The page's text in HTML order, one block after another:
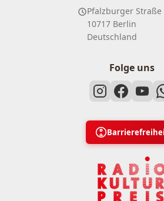
Pfalzburger Straße
10717 Berlin
Deutschland
Folge uns